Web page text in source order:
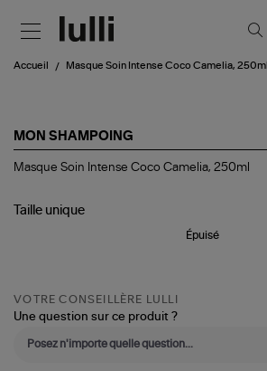
Accueil Masque Soin Intense Coco Camelia, 250ml
MON SHAMPOING
Masque
Coco
Masque Soin Intense Coco Camelia, 250ml
Taille unique
Épuisé
VOTRE CONSEILLÈRE LULLI
Une question sur ce produit ?